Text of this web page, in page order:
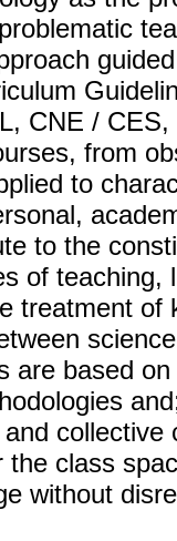
CNE /
from
to
to the
of teaching,
treatment of
are based
the class
without